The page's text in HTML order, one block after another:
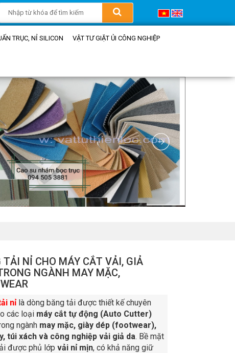
TRỤC, NỈ SILICON VẬT TƯ GIẶT ỦI CÔNG NGHIỆP
TẢI NỈ CHO MÁY CẮT VẢI, GIẢ
NGÀNH MAY MẶC,
nỉlà dòng băng tải được thiết kế chuyên
các loại máy cắt tự động (Auto Cutter)
ngành may mặc, giày dép (footwear),
túi xách và công nghiệp vải giả da. Bề mặt
được phủ lớpvải nỉ mịn, có khả năng giữ